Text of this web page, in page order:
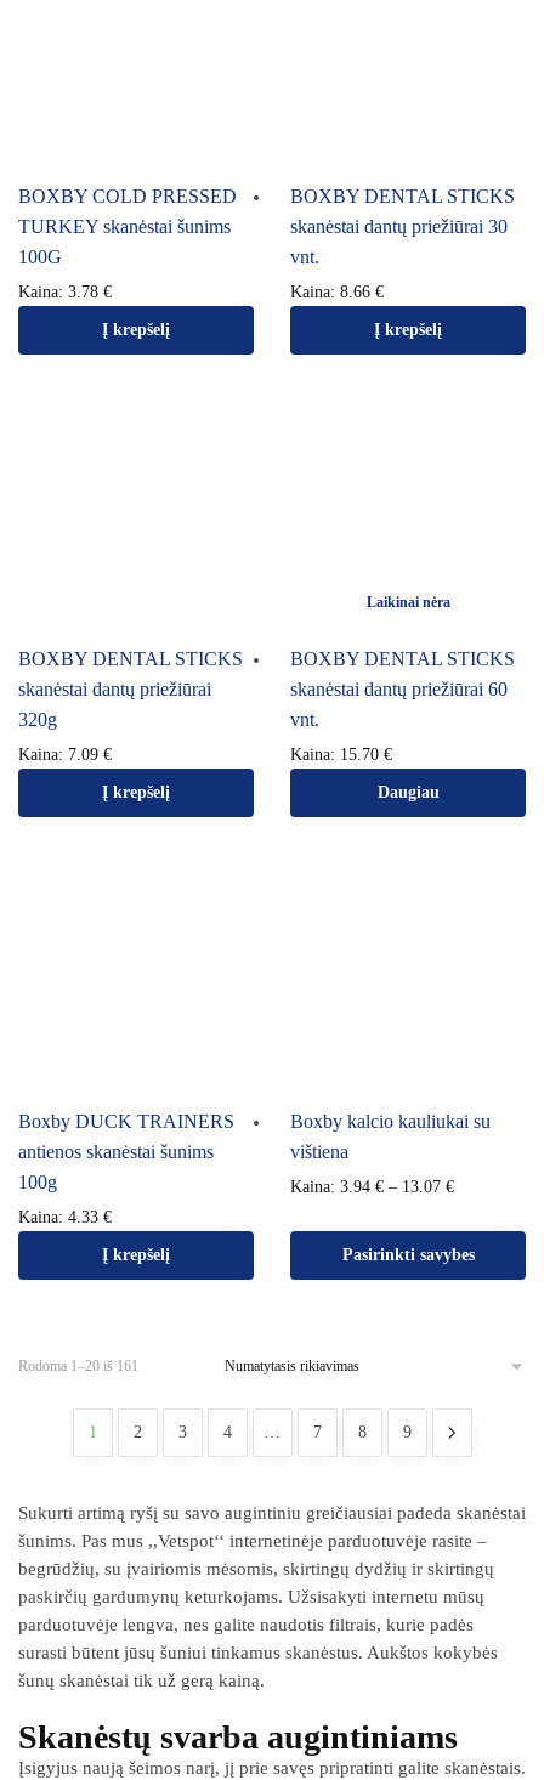
BOXBY COLD PRESSED
TURKEY skanėstai šunims
100G
Kaina: 3.78 €
Į krepšelį
BOXBY DENTAL STICKS
skanėstai dantų priežiūrai 30
vnt.
Kaina: 8.66 €
Į krepšelį
BOXBY DENTAL STICKS
skanėstai dantų priežiūrai
320g
Kaina: 7.09 €
Į krepšelį
Laikinai nėra
BOXBY DENTAL STICKS
skanėstai dantų priežiūrai 60
vnt.
Kaina: 15.70 €
Daugiau
Boxby DUCK TRAINERS
antienos skanėstai šunims
100g
Kaina: 4.33 €
Į krepšelį
Boxby kalcio kauliukai su
vištiena
Kaina: 3.94 € – 13.07 €
Pasirinkti savybes
Rodoma 1–20 iš 161
1 2 3 4 … 7 8 9
Sukurti artimą ryšį su savo augintiniu greičiausiai padeda skanėstai
šunims. Pas mus ,,Vetspot‘‘ internetinėje parduotuvėje rasite –
begrūdžių, su įvairiomis mėsomis, skirtingų dydžių ir skirtingų
paskirčių gardumynų keturkojams. Užsisakyti internetu mūsų
parduotuvėje lengva, nes galite naudotis filtrais, kurie padės
surasti būtent jūsų šuniui tinkamus skanėstus. Aukštos kokybės
šunų skanėstai tik už gerą kainą.
Skanėstų svarba augintiniams
Įsigyjus naują šeimos narį, jį prie savęs pripratinti galite skanėstais.